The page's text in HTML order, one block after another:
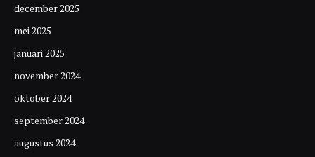
december 2025
mei 2025
januari 2025
november 2024
oktober 2024
september 2024
augustus 2024